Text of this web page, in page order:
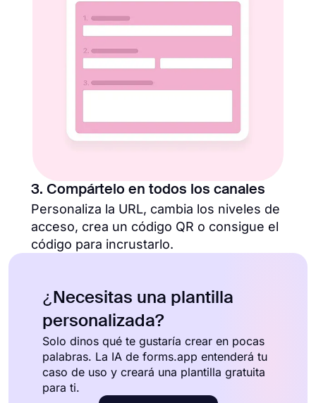
3. Compártelo en todos los canales
Personaliza la URL, cambia los niveles de
acceso, crea un código QR o consigue el
código para incrustarlo.
¿Necesitas una plantilla
personalizada?
Solo dinos qué te gustaría crear en pocas
palabras. La IA de forms.app entenderá tu
caso de uso y creará una plantilla gratuita
para ti.